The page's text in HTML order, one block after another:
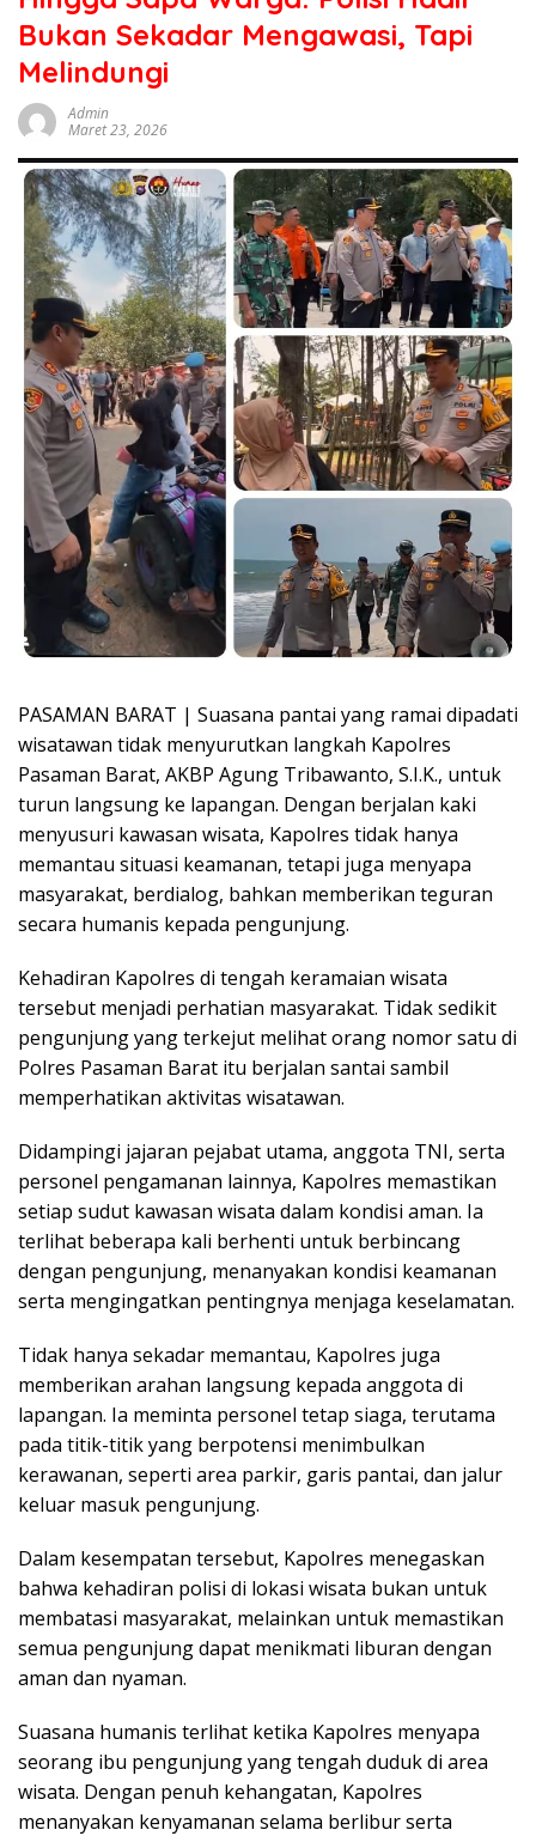
sumbar
tv
live
Bukan Sekadar Mengawasi, Tapi
Melindungi
Admin
Maret 23, 2026
PASAMAN BARAT | Suasana pantai yang ramai dipadati
wisatawan tidak menyurutkan langkah Kapolres
Pasaman Barat, AKBP Agung Tribawanto, S.I.K., untuk
turun langsung ke lapangan. Dengan berjalan kaki
menyusuri kawasan wisata, Kapolres tidak hanya
memantau situasi keamanan, tetapi juga menyapa
masyarakat, berdialog, bahkan memberikan teguran
secara humanis kepada pengunjung.
Kehadiran Kapolres di tengah keramaian wisata
tersebut menjadi perhatian masyarakat. Tidak sedikit
pengunjung yang terkejut melihat orang nomor satu di
Polres Pasaman Barat itu berjalan santai sambil
memperhatikan aktivitas wisatawan.
Didampingi jajaran pejabat utama, anggota TNI, serta
personel pengamanan lainnya, Kapolres memastikan
setiap sudut kawasan wisata dalam kondisi aman. Ia
terlihat beberapa kali berhenti untuk berbincang
dengan pengunjung, menanyakan kondisi keamanan
serta mengingatkan pentingnya menjaga keselamatan.
Tidak hanya sekadar memantau, Kapolres juga
memberikan arahan langsung kepada anggota di
lapangan. Ia meminta personel tetap siaga, terutama
pada titik-titik yang berpotensi menimbulkan
kerawanan, seperti area parkir, garis pantai, dan jalur
keluar masuk pengunjung.
Dalam kesempatan tersebut, Kapolres menegaskan
bahwa kehadiran polisi di lokasi wisata bukan untuk
membatasi masyarakat, melainkan untuk memastikan
semua pengunjung dapat menikmati liburan dengan
aman dan nyaman.
Suasana humanis terlihat ketika Kapolres menyapa
seorang ibu pengunjung yang tengah duduk di area
wisata. Dengan penuh kehangatan, Kapolres
menanyakan kenyamanan selama berlibur serta